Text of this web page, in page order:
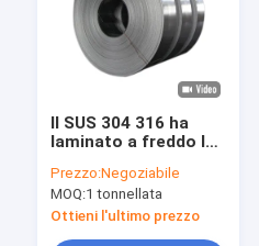
Il SUS 304 316 ha
laminato a freddo la
della bobina di
acciaio inossidabile
per l'automobile
6000mm
Prezzo:Negoziabile
MOQ:1 tonnellata
Ottieni l'ultimo prezzo